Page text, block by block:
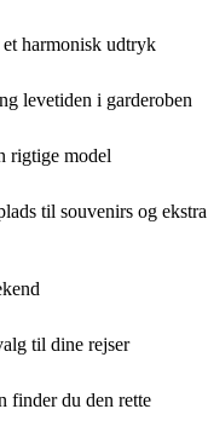
harmonisk udtryk
levetiden i garderoben
rigtige model
til souvenirs og ekstra
til dine rejser
finder du den rette